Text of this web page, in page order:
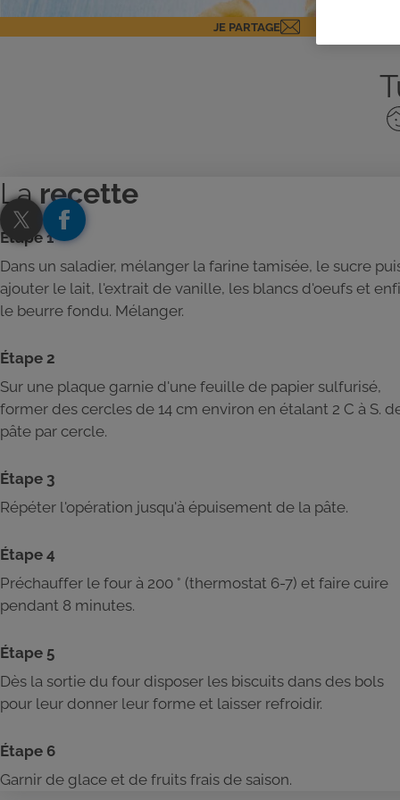
JE PARTAGE
Larecette
Étape 1
Dans un saladier, mélanger la farine tamisée, le sucre
ajouter le lait, l'extrait de vanille, les blancs d'oeufs et
le beurre fondu. Mélanger.
Étape 2
Sur une plaque garnie d'une feuille de papier sulfurisé,
former des cercles de 14 cm environ en étalant 2 C à S.
pâte par cercle.
Étape 3
Répéter l'opération jusqu'à épuisement de la pâte.
Étape 4
Préchauffer le four à 200 ° (thermostat 6-7) et faire cuire
pendant 8 minutes.
Étape 5
Dès la sortie du four disposer les biscuits dans des bols
pour leur donner leur forme et laisser refroidir.
Étape 6
Garnir de glace et de fruits frais de saison.